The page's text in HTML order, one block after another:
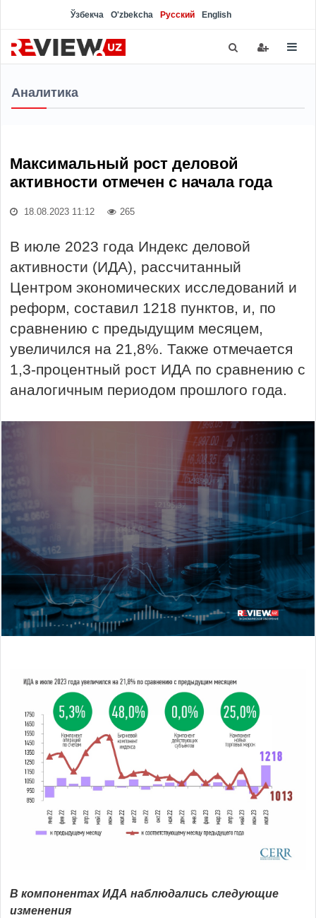
Ўзбекча O'zbekcha Русский English
Аналитика
Максимальный рост деловой
активности отмечен с начала года
18.08.2023 11:12 265
В июле 2023 года Индекс деловой
активности (ИДА), рассчитанный
Центром экономических исследований и
реформ, составил 1218 пунктов, и, по
сравнению с предыдущим месяцем,
увеличился на 21,8%. Также отмечается
1,3-процентный рост ИДА по сравнению с
аналогичным периодом прошлого года.
В компонентах ИДА наблюдались следующие
изменения